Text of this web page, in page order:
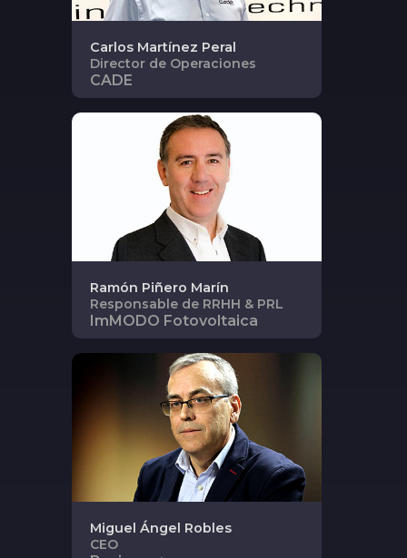
Carlos Martínez Peral
Director de Operaciones
CADE
Ramón Piñero Marín
Responsable de RRHH & PRL
ImMODO Fotovoltaica
Miguel Ángel Robles
CEO